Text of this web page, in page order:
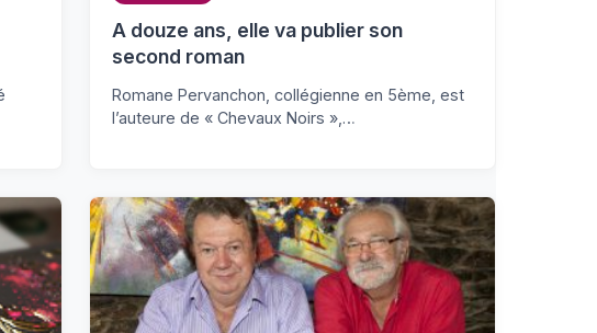
A douze ans, elle va publier son
second roman
Romane Pervanchon, collégienne en 5ème, est
l’auteure de « Chevaux Noirs »,…